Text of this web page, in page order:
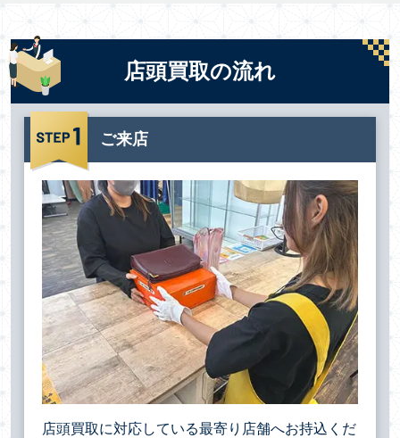
店頭買取の流れ
ご来店
店頭買取に対応している最寄り店舗へお持込くだ